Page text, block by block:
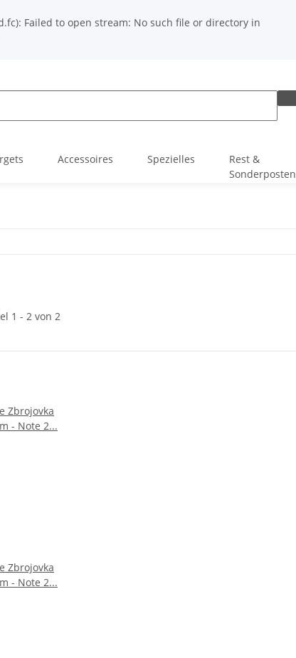
Failed to open stream: No such file or directory in
Accessoires Spezielles
Rest &
Sonderposten
1 - 2 von 2